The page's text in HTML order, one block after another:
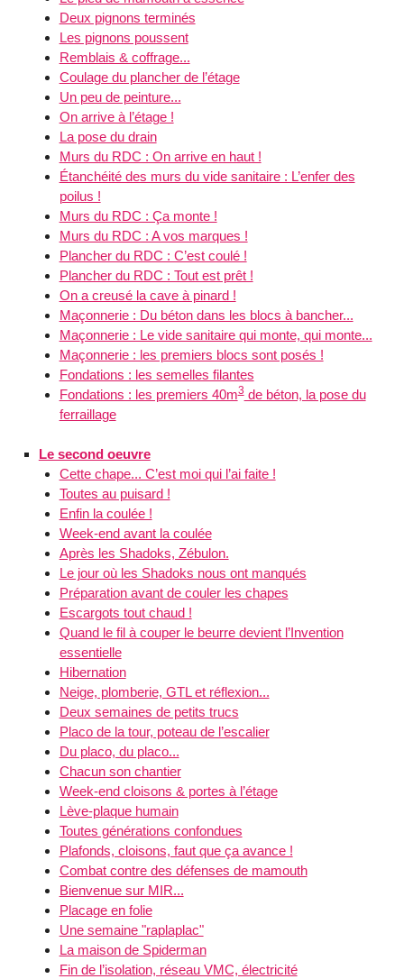
Deux pignons terminés
Les pignons poussent
Remblais & coffrage...
Coulage du plancher de l’étage
Un peu de peinture...
On arrive à l’étage !
La pose du drain
Murs du RDC : On arrive en haut !
Étanchéité des murs du vide sanitaire : L’enfer des
poilus !
Murs du RDC : Ça monte !
Murs du RDC : A vos marques !
Plancher du RDC : C’est coulé !
Plancher du RDC : Tout est prêt !
On a creusé la cave à pinard !
Maçonnerie : Du béton dans les blocs à bancher...
Maçonnerie : Le vide sanitaire qui monte, qui monte...
Maçonnerie : les premiers blocs sont posés !
Fondations : les semelles filantes
Fondations : les premiers 40m3de béton, la pose du
ferraillage
Le second oeuvre
Cette chape... C’est moi qui l’ai faite !
Toutes au puisard !
Enfin la coulée !
Week-end avant la coulée
Après les Shadoks, Zébulon.
Le jour où les Shadoks nous ont manqués
Préparation avant de couler les chapes
Escargots tout chaud !
Quand le fil à couper le beurre devient l’Invention
essentielle
Hibernation
Neige, plomberie, GTL et réflexion...
Deux semaines de petits trucs
Placo de la tour, poteau de l’escalier
Du placo, du placo...
Chacun son chantier
Week-end cloisons & portes à l’étage
Lève-plaque humain
Toutes générations confondues
Plafonds, cloisons, faut que ça avance !
Combat contre des défenses de mamouth
Bienvenue sur MIR...
Placage en folie
Une semaine "raplaplac"
La maison de Spiderman
Fin de l’isolation, réseau VMC, électricité